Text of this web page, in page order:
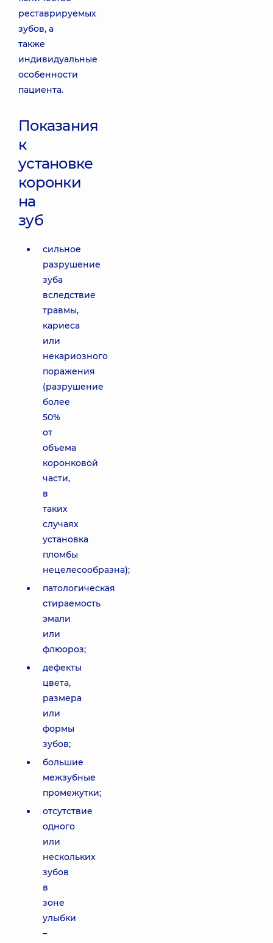
реставрируемых
зубов, а
также
индивидуальные
особенности
пациента.
Показания
к
установке
коронки
на
зуб
сильное
разрушение
зуба
вследствие
травмы,
кариеса
или
некариозного
поражения
(разрушение
более
50%
от
объема
коронковой
части,
в
таких
случаях
установка
пломбы
нецелесообразна);
патологическая
стираемость
эмали
или
флюороз;
дефекты
цвета,
размера
или
формы
зубов;
большие
межзубные
промежутки;
отсутствие
одного
или
нескольких
зубов
в
зоне
улыбки
–